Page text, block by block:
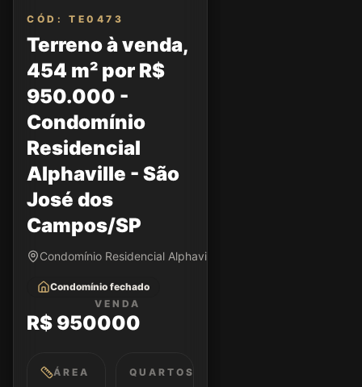
CÓD: TE0473
Terreno à venda,
454 m² por R$
950.000 -
Condomínio
Residencial
Alphaville - São
José dos
Campos/SP
Condomínio Residencial Alphaville • São José dos Campos/
Condomínio fechado
VENDA
R$ 950000
ÁREA QUARTOS